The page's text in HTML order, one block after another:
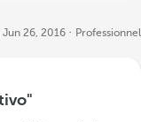
Jun 26, 2016 Professionnel